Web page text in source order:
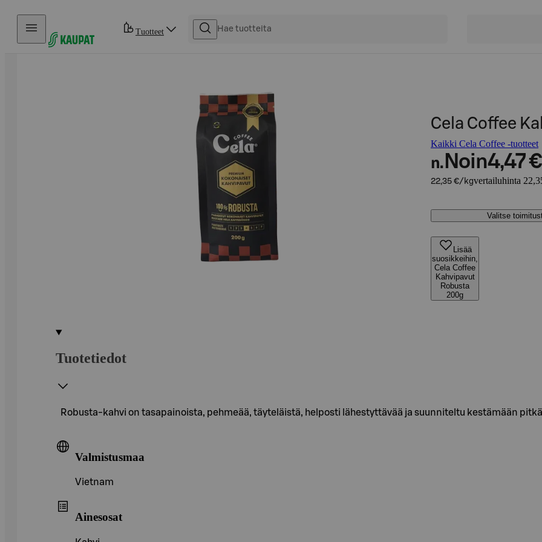
Hyppää sisältöön
Tuotteet
Cela Coffee
Kaikki Cela Coffee -tuotteet
n. Noin4,47 €
22,35 €/kgvertailuhinta
Valitse
Lisää
suosikkeihin,
Cela Coffee
Kahvipavut
Robusta
200g
Tuotetiedot
Robusta-kahvi on tasapainoista, pehmeää, täyteläistä, helposti lähestyttävää ja suunniteltu kestämään
Valmistusmaa
Vietnam
Ainesosat